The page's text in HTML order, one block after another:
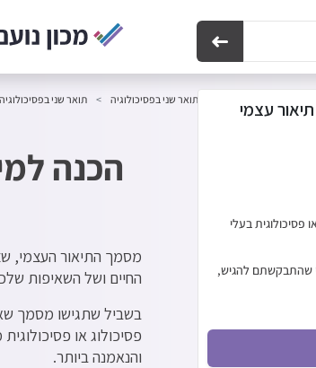
הכנה למבחני הקבלה לתואר שני בפסיכולוגיה תואר שני
הכנה
מסמך התיאור העצמי,
החיים ושל השאיפות
בשביל שתגישו מסמך
פסיכולוג או
והנאמנה ביותר.
עצמי
בעלי
שהתבקשתם להגיש,